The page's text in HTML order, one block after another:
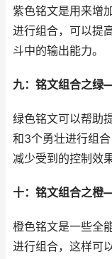
紫色铭文是用来增
进行组合，可以提
斗中的输出能力。
九：铭文组合之
绿色铭文可以帮助
和3个勇壮进行组
减少受到的控制效
十：铭文组合之
橙色铭文是一些全
进行组合，这样可